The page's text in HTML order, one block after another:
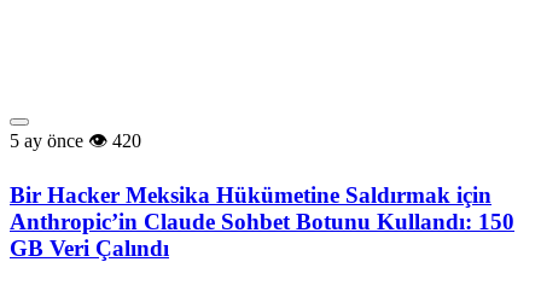
5 ay önce 420
Bir Hacker Meksika Hükümetine Saldırmak için
Anthropic’in Claude Sohbet Botunu Kullandı: 150
GB Veri Çalındı